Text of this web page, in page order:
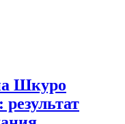
Шкуро